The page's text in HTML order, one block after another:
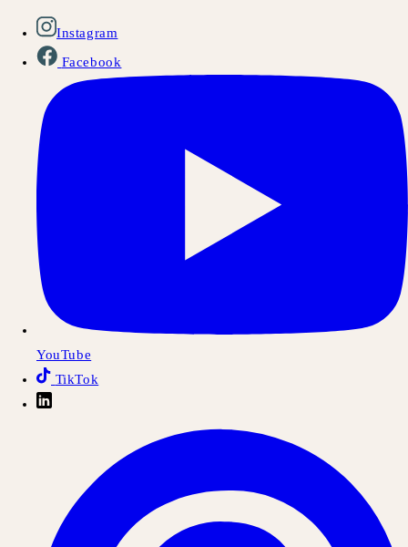
Instagram
Facebook
YouTube
TikTok